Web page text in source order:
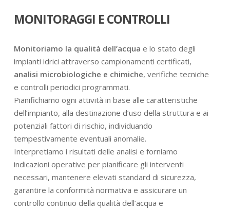
MONITORAGGI E CONTROLLI
Monitoriamo la qualità dell’acqua e lo stato degli
impianti idrici attraverso campionamenti certificati,
analisi microbiologiche e chimiche, verifiche tecniche
e controlli periodici programmati.
Pianifichiamo ogni attività in base alle caratteristiche
dell’impianto, alla destinazione d’uso della struttura e ai
potenziali fattori di rischio, individuando
tempestivamente eventuali anomalie.
Interpretiamo i risultati delle analisi e forniamo
indicazioni operative per pianificare gli interventi
necessari, mantenere elevati standard di sicurezza,
garantire la conformità normativa e assicurare un
controllo continuo della qualità dell’acqua e